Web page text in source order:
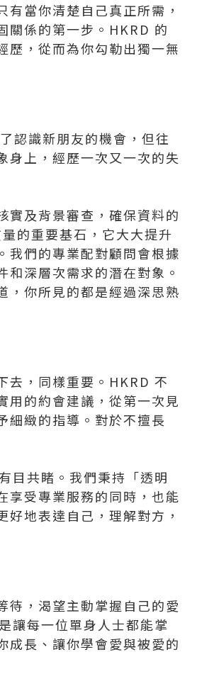
當你清楚自己真正所需，
關係的第一步。HKRD 的
歷，從而為你勾勒出獨一無
認識新朋友的機會，但往
身上，經歷一次又一次的失
實及背景審查，確保資料的
的重要基石，它大大提升
我們的專業配對顧問會根據
深層次需求的潛在對象。
，你所見的都是經過深思熟
去，同樣重要。HKRD 不
用的約會建議，從第一次見
細緻的指導。對於不擅長
目共睹。我們秉持「透明
享受專業服務的同時，也能
地表達自己，理解對方，
待，渴望主動掌握自己的愛
讓每一位單身人士都能掌
成長、讓你學會愛與被愛的